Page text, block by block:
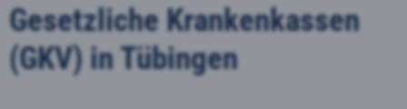
Gesetzliche Krankenkassen
(GKV) in Tübingen